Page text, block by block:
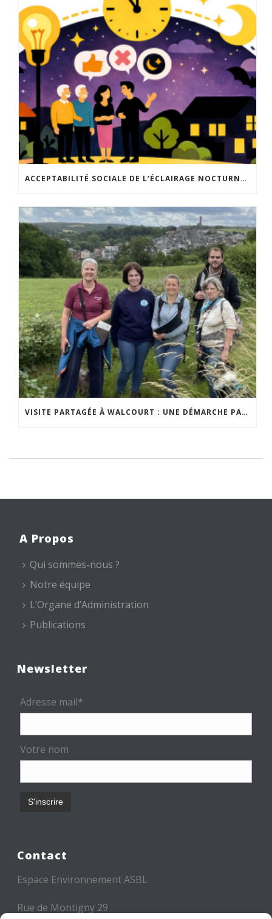
ACCEPTABILITÉ SOCIALE DE L’ÉCLAIRAGE NOCTURNE : LE REPLAY EST DISPONIBLE
VISITE PARTAGÉE À WALCOURT : UNE DÉMARCHE PARTICIPATIVE ANIMÉE PAR ESPACE ENVIRONNEMENT
A Propos
Qui sommes-nous ?
Notre équipe
L’Organe d’Administration
Publications
Newsletter
Adresse mail*
Votre nom
Contact
Espace Environnement ASBL
Rue de Montigny 29